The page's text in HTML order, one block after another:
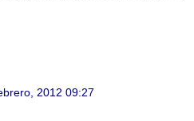
2012 09:27